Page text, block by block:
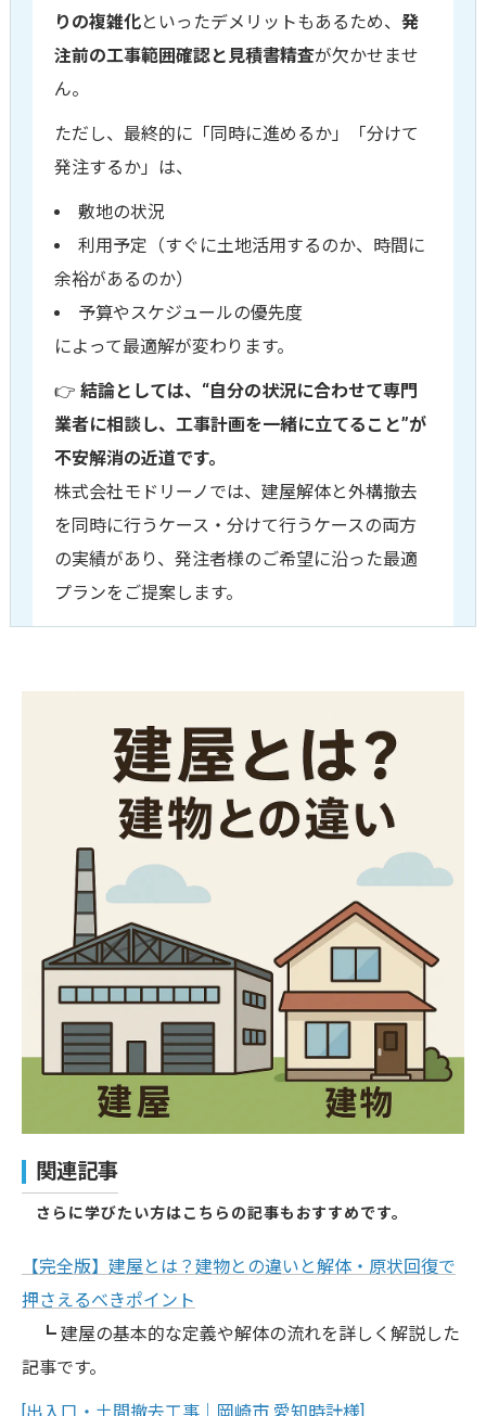
りの複雑化といったデメリットもあるため、 発
注前の工事範囲確認と見積書精査が欠かせませ
ん。
ただし、最終的に「同時に進めるか」「分けて
発注するか」は、
敷地の状況
利用予定（すぐに土地活用するのか、時間に
余裕があるのか）
予算やスケジュールの優先度
によって最適解が変わります。
👉 結論としては、“自分の状況に合わせて専門
業者に相談し、工事計画を一緒に立てること”が
不安解消の近道です。
株式会社モドリーノでは、建屋解体と外構撤去
を同時に行うケース・分けて行うケースの両方
の実績があり、発注者様のご希望に沿った最適
プランをご提案します。
関連記事
さらに学びたい方はこちらの記事もおすすめです。
【完全版】建屋とは？建物との違いと解体・原状回復で
押さえるべきポイント
┗ 建屋の基本的な定義や解体の流れを詳しく解説した
記事です。